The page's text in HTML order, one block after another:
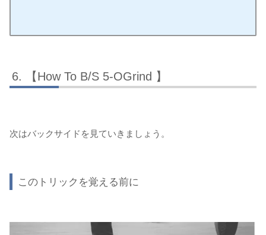
【How To B/S 5-OGrind 】
次はバックサイドを見ていきましょう。
このトリックを覚える前に